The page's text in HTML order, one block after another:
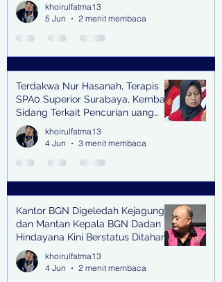
khoirulfatma13
5 Jun
2 menit membaca
Terdakwa Nur Hasanah, Terapis
SPA0 Superior Surabaya, Kembali
Sidang Terkait Pencurian uang
senilai Rp1,285 M di PN Surabaya
khoirulfatma13
4 Jun
3 menit membaca
Kantor BGN Digeledah Kejagung
dan Mantan Kepala BGN Dadan
Hindayana Kini Berstatus Ditahan
khoirulfatma13
4 Jun
2 menit membaca